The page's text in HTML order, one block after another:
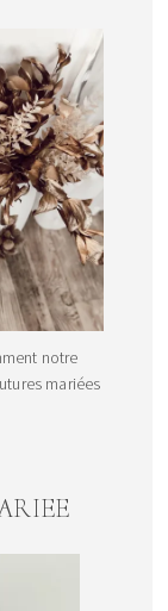
notre
mariées